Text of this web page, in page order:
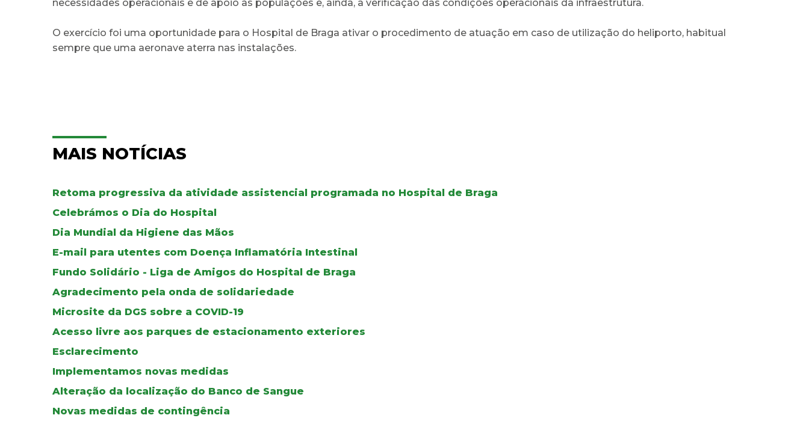
necessidades operacionais e de apoio às populações e, ainda, a verificação das condições operacionais da infraestrutura.
O exercício foi uma oportunidade para o Hospital de Braga ativar o procedimento de atuação em caso de utilização do heliporto, habitual
sempre que uma aeronave aterra nas instalações.
MAIS NOTÍCIAS
Retoma progressiva da atividade assistencial programada no Hospital de Braga
Celebrámos o Dia do Hospital
Dia Mundial da Higiene das Mãos
E-mail para utentes com Doença Inflamatória Intestinal
Fundo Solidário - Liga de Amigos do Hospital de Braga
Agradecimento pela onda de solidariedade
Microsite da DGS sobre a COVID-19
Acesso livre aos parques de estacionamento exteriores
Esclarecimento
Implementamos novas medidas
Alteração da localização do Banco de Sangue
Novas medidas de contingência